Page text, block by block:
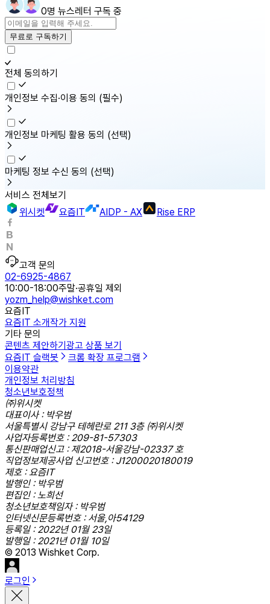
0명 뉴스레터 구독 중
무료로 구독하기
전체 동의하기
개인정보 수집·이용 동의 (필수)
개인정보 마케팅 활용 동의 (선택)
마케팅 정보 수신 동의 (선택)
서비스 전체보기
위시켓
요즘IT AIDP - AX Rise ERP
고객 문의
02-6925-4867
10:00-18:00주말·공휴일 제외
yozm_help@wishket.com
요즘IT
요즘IT 소개작가 지원
기타 문의
콘텐츠 제안하기광고 상품 보기
요즘IT 슬랙봇
크롬 확장 프로그램
이용약관
개인정보 처리방침
청소년보호정책
㈜위시켓
대표이사 : 박우범
서울특별시 강남구 테헤란로 211 3층 ㈜위시켓
사업자등록번호 : 209-81-57303
통신판매업신고 : 제2018-서울강남-02337 호
직업정보제공사업 신고번호 : J1200020180019
제호 : 요즘IT
발행인 : 박우범
편집인 : 노희선
청소년보호책임자 : 박우범
인터넷신문등록번호 : 서울,아54129
등록일 : 2022년 01월 23일
발행일 : 2021년 01월 10일
© 2013 Wishket Corp.
로그인